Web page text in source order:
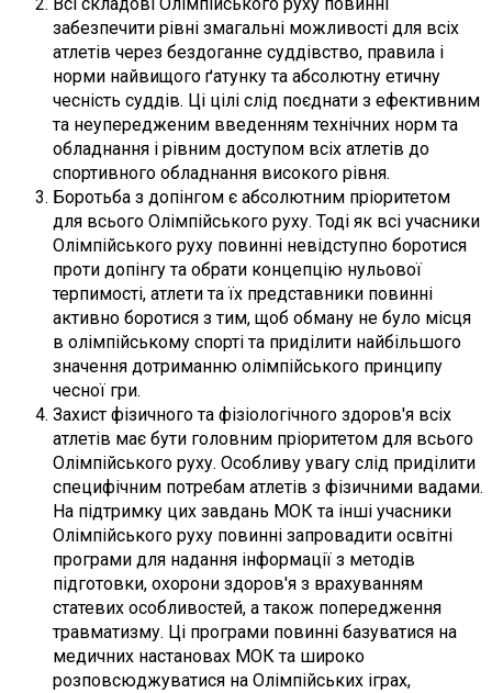
Всі складові Олімпійського руху повинні
забезпечити рівні змагальні можливості для всіх
атлетів через бездоганне суддівство, правила і
норми найвищого ґатунку та абсолютну етичну
чесність суддів. Ці цілі слід поєднати з ефективним
та неупередженим введенням технічних норм та
обладнання і рівним доступом всіх атлетів до
спортивного обладнання високого рівня.
Боротьба з допінгом є абсолютним пріоритетом
для всього Олімпійського руху. Тоді як всі учасники
Олімпійського руху повинні невідступно боротися
проти допінгу та обрати концепцію нульової
терпимості, атлети та їх представники повинні
активно боротися з тим, щоб обману не було місця
в олімпійському спорті та приділити найбільшого
значення дотриманню олімпійського принципу
чесної гри.
Захист фізичного та фізіологічного здоров'я всіх
атлетів має бути головним пріоритетом для всього
Олімпійського руху. Особливу увагу слід приділити
специфічним потребам атлетів з фізичними вадами.
На підтримку цих завдань МОК та інші учасники
Олімпійського руху повинні запровадити освітні
програми для надання інформації з методів
підготовки, охорони здоров'я з врахуванням
статевих особливостей, а також попередження
травматизму. Ці програми повинні базуватися на
медичних настановах МОК та широко
розповсюджуватися на Олімпійських іграх,